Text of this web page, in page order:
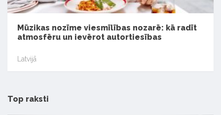
Mūzikas nozīme viesmīlības nozarē: kā radīt
atmosfēru un ievērot autortiesības
Latvijā
Top raksti